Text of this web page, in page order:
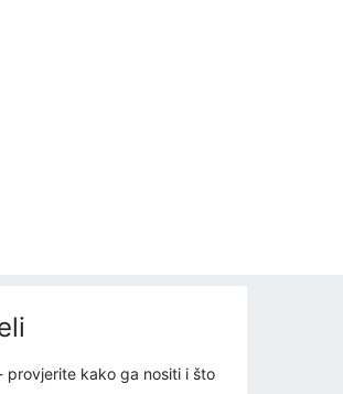
provjerite kako ga nositi i što